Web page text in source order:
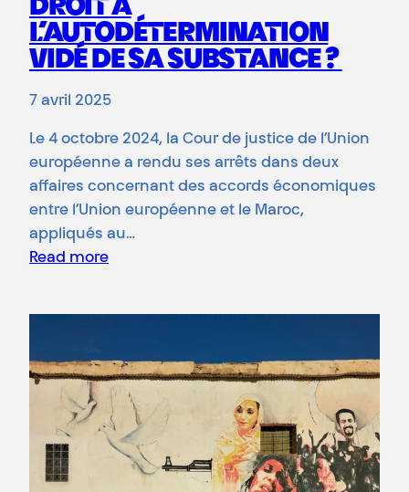
DROIT À
L’AUTODÉTERMINATION
VIDÉ DE SA SUBSTANCE ?
7 avril 2025
Le 4 octobre 2024, la Cour de justice de l’Union
européenne a rendu ses arrêts dans deux
affaires concernant des accords économiques
entre l’Union européenne et le Maroc,
appliqués au…
Read more